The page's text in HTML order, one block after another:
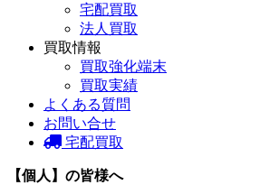
宅配買取
法人買取
買取情報
買取強化端末
買取実績
よくある質問
お問い合せ
宅配買取
【個人】の皆様へ